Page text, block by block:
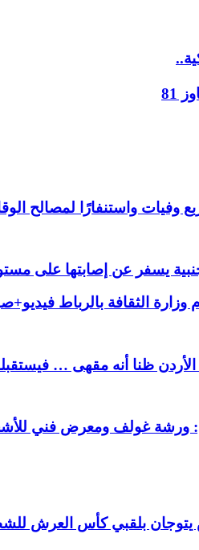
للبكالوريا ونسبة النجاح تتجاوز 81
واستنفارًا لمصالح
يسفر عن إصابتها على
الثقافة بالرباط
ظنا أنه مقهى … فيستقبله
ورشة غولف ومعرض فني
بلقبي كأس العرش